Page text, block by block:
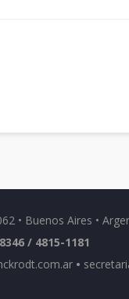
• Buenos Aires •
/ 4815-1181
•